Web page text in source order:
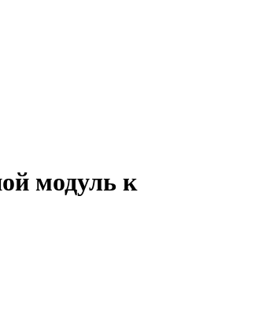
модуль к